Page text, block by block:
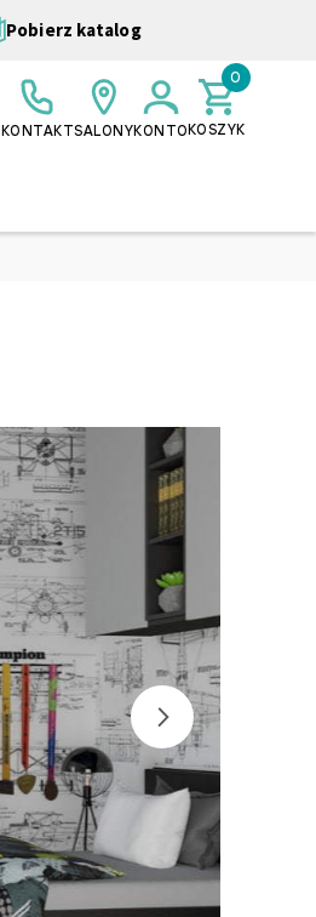
Pobierz katalog
KONTAKTSALONYKONTOKOSZYK
0,00 ZŁ
0